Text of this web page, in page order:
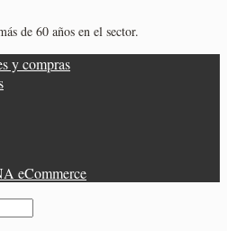
de 60 años en el sector.
y compras
eCommerce